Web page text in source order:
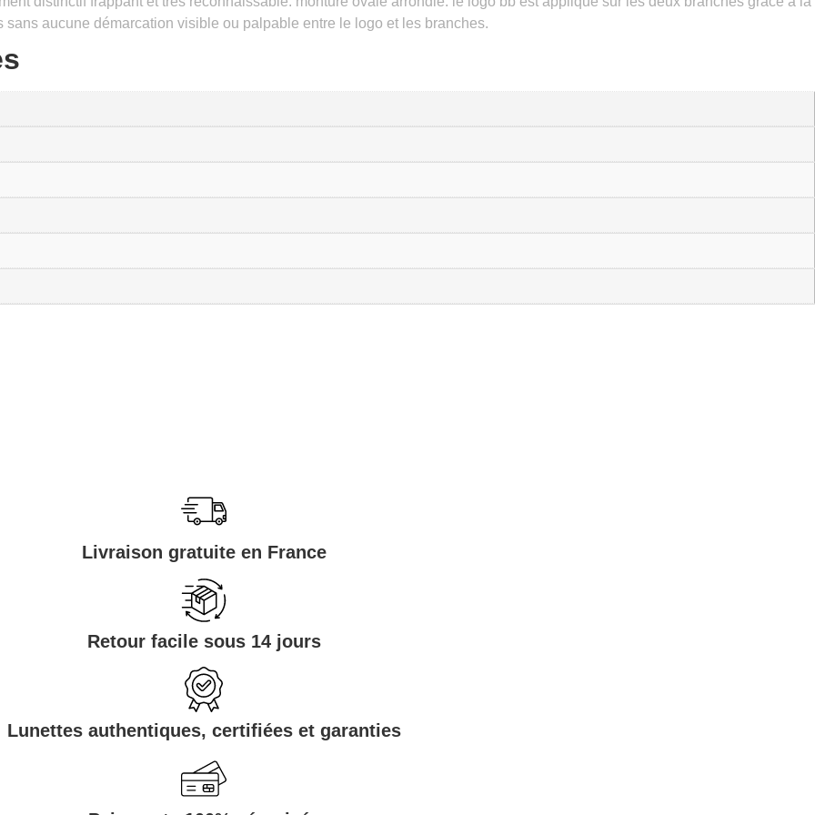
aucune démarcation visible ou palpable entre le logo et les branches.
Livraison gratuite en France
Retour facile sous 14 jours
Lunettes authentiques, certifiées et garanties